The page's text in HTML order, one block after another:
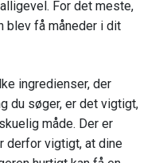
For det meste,
blev få måneder i dit
ingredienser, der
du søger, er det vigtigt,
måde. Der er
derfor vigtigt, at dine